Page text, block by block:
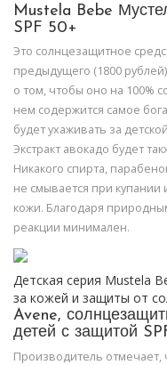
Mustela Bebe
SPF 50+
Это солнцезащитное
предыдущего (1800
о том, чтобы оно на 100%
нем содержится самое
будет ухаживать за
Экстракт авокадо будет
Никакого спирта,
не смывается при купании
кожи. Благодаря
реакции минимален.
Детская серия Mustela
за кожей и защиты от
Avene,
детей с защитой
Производитель отмечает,